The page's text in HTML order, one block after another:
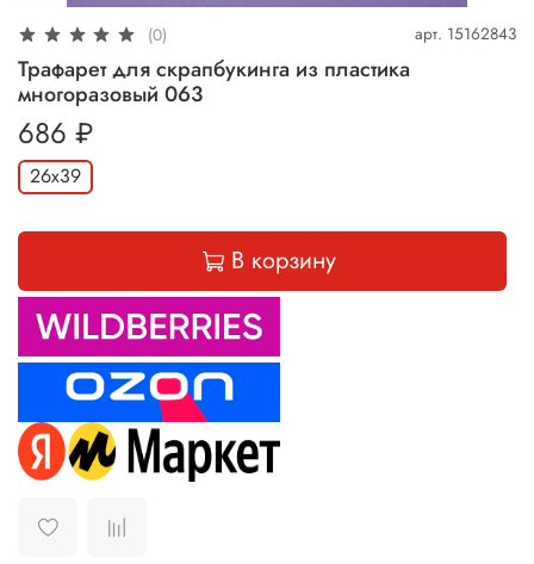
(0) арт. 15162843
Трафарет для скрапбукинга из пластика
многоразовый 063
686 ₽
26х39
В корзину